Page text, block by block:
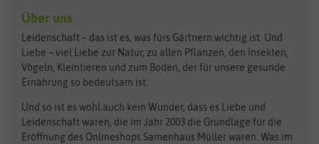
Kräutersamen
Obstsamen
Pilzbrut
Rasensamen
Steckzwiebeln
Zimmer & Kübelpflanzen
Kataloge
Schnäppchen
Benary
Bingenheimer Saatgut
Bionana
BIOWOL
Blumicorn
Dürr-Samen
Feldsaaten Freudenberger
Fertil
Über uns
Leidenschaft – das ist es, was fürs Gärtnern wichtig ist. Und
Liebe – viel Liebe zur Natur, zu allen Pflanzen, den Insekten,
Vögeln, Kleintieren und zum Boden, der für unsere gesunde
Ernährung so bedeutsam ist.
Und so ist es wohl auch kein Wunder, dass es Liebe und
Leidenschaft waren, die im Jahr 2003 die Grundlage für die
Eröffnung des Onlineshops Samenhaus Müller waren. Was im